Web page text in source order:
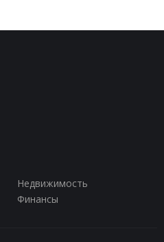
Недвижимость
Финансы